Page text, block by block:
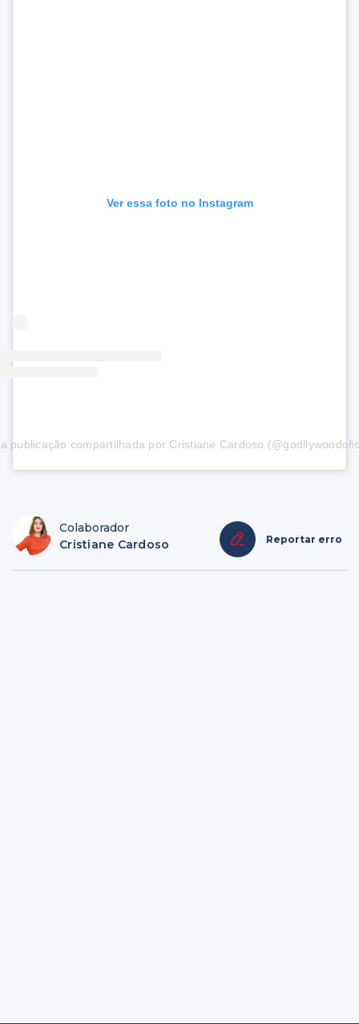
Ver essa foto no Instagram
publicação compartilhada por Cristiane Cardoso
Colaborador
Cristiane Cardoso
Reportar erro